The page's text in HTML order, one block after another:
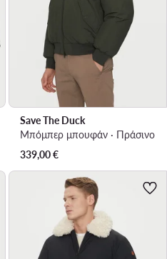
Save The Duck
Μπόμπερ μπουφάν · Πράσινο
339,00€